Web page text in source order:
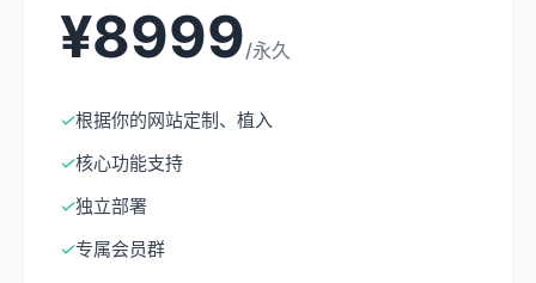
¥8999/永久
✓根据你的网站定制、植入
✓核心功能支持
✓独立部署
✓专属会员群